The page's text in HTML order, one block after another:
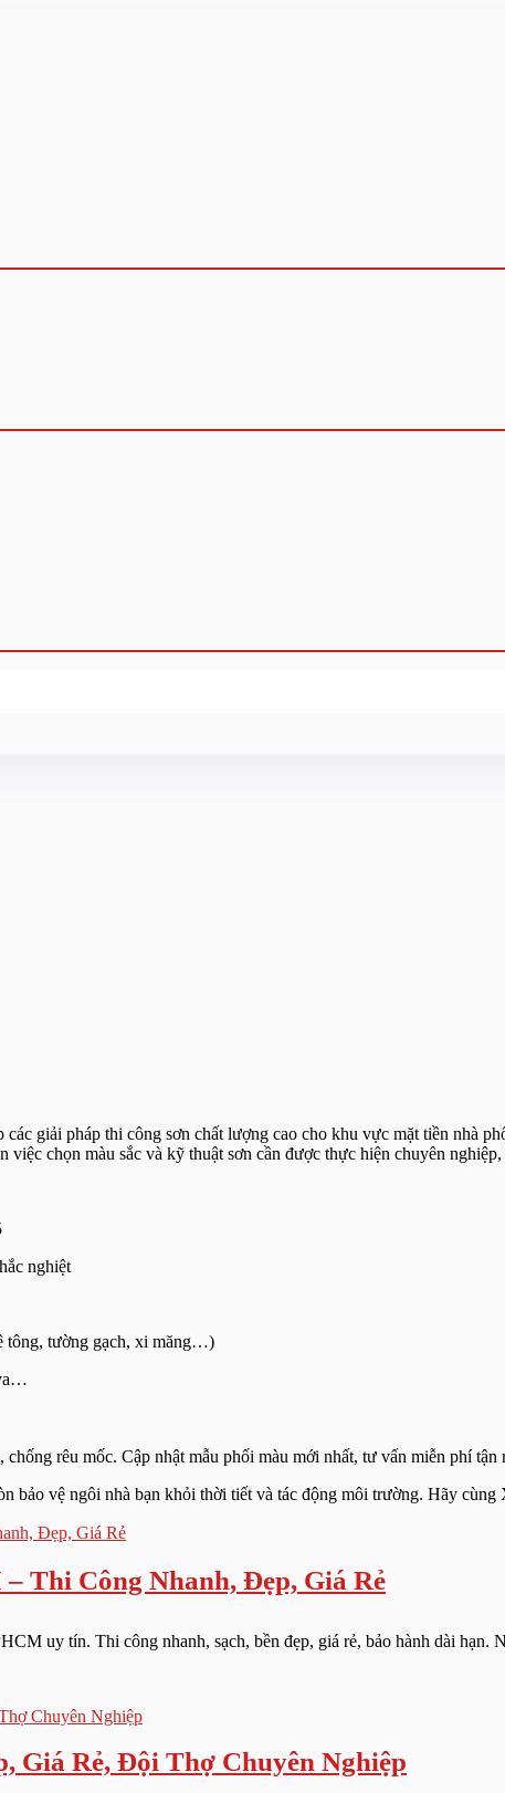
giải pháp thi công sơn chất lượng cao cho khu vực mặt tiền nhà
việc chọn màu sắc và kỹ thuật sơn cần được thực hiện chuyên
nghiệt
tông, tường gạch, xi măng…)
rêu mốc. Cập nhật mẫu phối màu mới nhất, tư vấn miễn phí tận
bảo vệ ngôi nhà bạn khỏi thời tiết và tác động môi trường. Hãy
Thi Công Nhanh, Đẹp, Giá Rẻ
uy tín. Thi công nhanh, sạch, bền đẹp, giá rẻ, bảo hành dài hạn.
Giá Rẻ, Đội Thợ Chuyên Nghiệp